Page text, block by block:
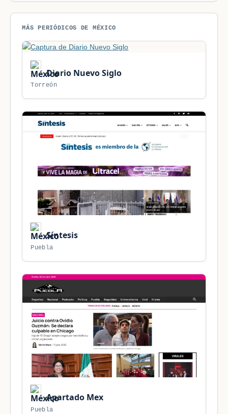
MÁS PERIÓDICOS DE MÉXICO
Diario Nuevo Siglo
Torreón
Síntesis
Puebla
Apartado Mex
Puebla